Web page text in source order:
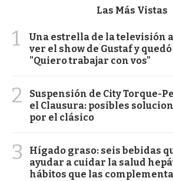
Las Más Vistas
1
Una estrella de la televisión
ver el show de Gustaf y
"Quiero trabajar con vos"
2
Suspensión de City Torque-
el Clausura: posibles
por el clásico
3
Hígado graso: seis bebidas
ayudar a cuidar la salud
hábitos que las